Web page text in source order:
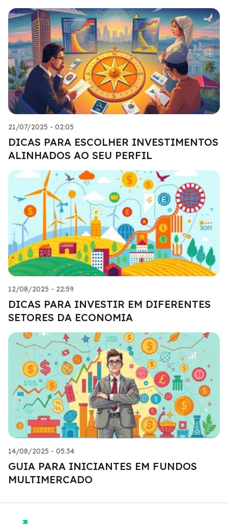
21/07/2025 - 02:05
DICAS PARA ESCOLHER INVESTIMENTOS
ALINHADOS AO SEU PERFIL
12/08/2025 - 22:59
DICAS PARA INVESTIR EM DIFERENTES
SETORES DA ECONOMIA
14/08/2025 - 05:34
GUIA PARA INICIANTES EM FUNDOS
MULTIMERCADO